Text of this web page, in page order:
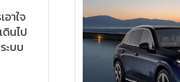
าใจ
นไป
ะบบ